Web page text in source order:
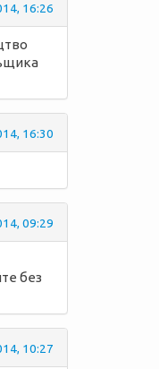
16:26
16:30
09:29
без
10:27